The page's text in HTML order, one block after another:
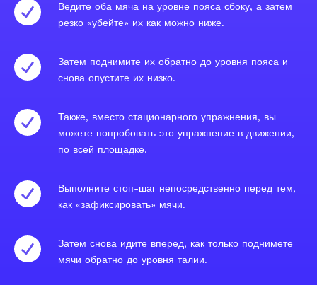
Ведите оба мяча на уровне пояса сбоку, а затем
резко «убейте» их как можно ниже.
Затем поднимите их обратно до уровня пояса и
снова опустите их низко.
Также, вместо стационарного упражнения, вы
можете попробовать это упражнение в движении,
по всей площадке.
Выполните стоп-шаг непосредственно перед тем,
как «зафиксировать» мячи.
Затем снова идите вперед, как только поднимете
мячи обратно до уровня талии.